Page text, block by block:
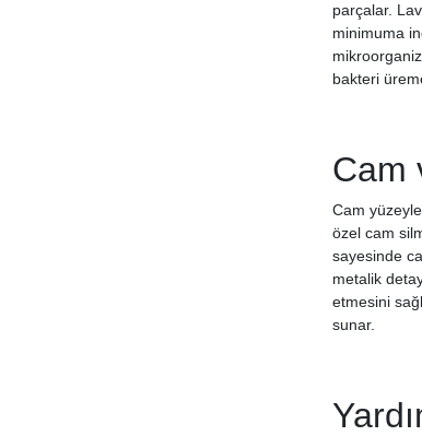
parçalar.
minimuma
bakteri
Cam
Cam
özel cam
sayesinde
metalik
etmesini
sunar.